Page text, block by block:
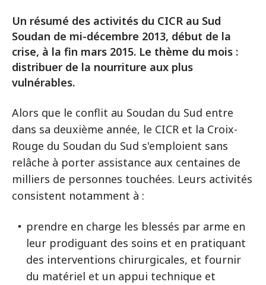
Un résumé des activités du CICR au Sud
Soudan de mi-décembre 2013, début de la
crise, à la fin mars 2015. Le thème du mois :
distribuer de la nourriture aux plus
vulnérables.
Alors que le conflit au Soudan du Sud entre
dans sa deuxième année, le CICR et la Croix-
Rouge du Soudan du Sud s'emploient sans
relâche à porter assistance aux centaines de
milliers de personnes touchées. Leurs activités
consistent notamment à :
prendre en charge les blessés par arme en
leur prodiguant des soins et en pratiquant
des interventions chirurgicales, et fournir
du matériel et un appui technique et